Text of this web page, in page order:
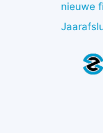
nieuwe